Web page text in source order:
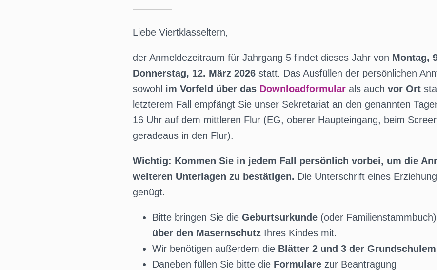
Liebe Viertklasseltern,
der Anmeldezeitraum für Jahrgang 5 findet dieses Jahr von Montag,
Donnerstag, 12. März 2026 statt. Das Ausfüllen der persönlichen
sowohl im Vorfeld über das Downloadformular als auch vor Ort
letzterem Fall empfängt Sie unser Sekretariat an den genannten
16 Uhr auf dem mittleren Flur (EG, oberer Haupteingang, beim
geradeaus in den Flur).
Wichtig: Kommen Sie in jedem Fall persönlich vorbei, um die
weiteren Unterlagen zu bestätigen. Die Unterschrift eines
genügt.
Bitte bringen Sie die Geburtsurkunde (oder
über den Masernschutz Ihres Kindes mit.
Wir benötigen außerdem die Blätter 2 und 3 der
Daneben füllen Sie bitte die Formulare zur Beantragung